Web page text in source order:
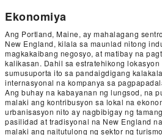
Ekonomiya
Ang Portland, Maine, ay mahalagang
New England, kilala sa maunlad nitong
magkakaibang negosyo, at matibay na
kalikasan. Dahil sa estratehikong lokasyon
sumusuporta ito sa pandaigdigang
internasyonal na kompanya sa
Ang buhay na kabayanan ng lungsod, na
malaki ang kontribusyon sa lokal na
urbanisasyon nito ay nagbibigay ng
pasilidad at tradisyonal na New England
malaki ang naitutulong ng sektor ng